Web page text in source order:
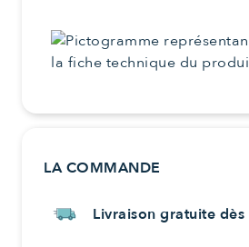
LA COMMANDE
Livraison gratuite